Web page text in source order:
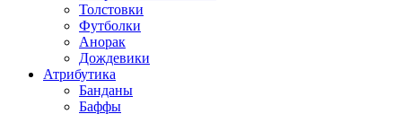
Толстовки
Футболки
Анорак
Дождевики
Атрибутика
Банданы
Баффы